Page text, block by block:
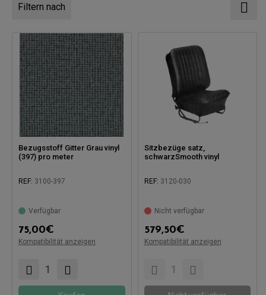
Filtern nach
Bezugsstoff Gitter Grau vinyl
(397) pro meter
REF: 3100-397
Verfügbar
75,00€
Kompatibilität anzeigen
Kompatibel mit:
Sitzbezüge satz,
schwarzSmooth vinyl
REF: 3120-030
Nicht verfügbar
579,50€
Kompatibilität anzeigen